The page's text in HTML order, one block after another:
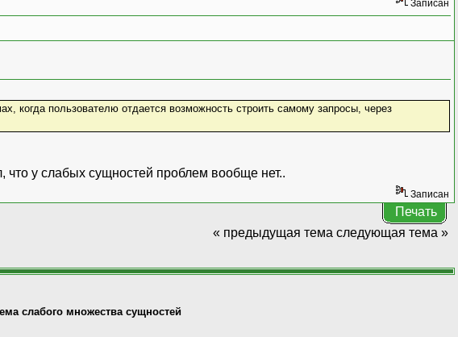
Записан
когда пользователю отдается возможность строить самому запросы, через
что у слабых сущностей проблем вообще нет..
Записан
Печать
« предыдущая тема следующая тема »
слабого множества сущностей